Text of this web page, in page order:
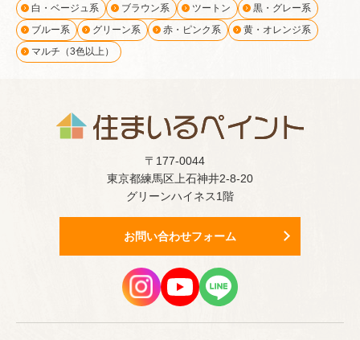
白・ベージュ系 ブラウン系 ツートン
黒・グレー系
ブルー系
グリーン系 赤・ピンク系
黄・オレンジ系
マルチ（3色以上）
〒177-0044
東京都練馬区上石神井2-8-20
グリーンハイネス1階
お問い合わせフォーム